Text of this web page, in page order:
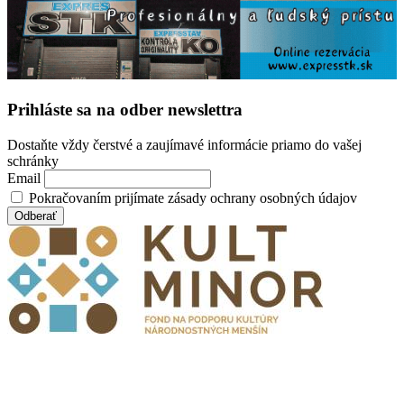
Prihláste sa na odber newslettra
Dostaňte vždy čerstvé a zaujímavé informácie priamo do vašej
schránky
Email
Pokračovaním prijímate zásady ochrany osobných údajov